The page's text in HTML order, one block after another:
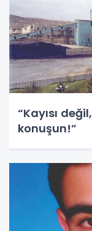
“Kayısı
konuşun!”